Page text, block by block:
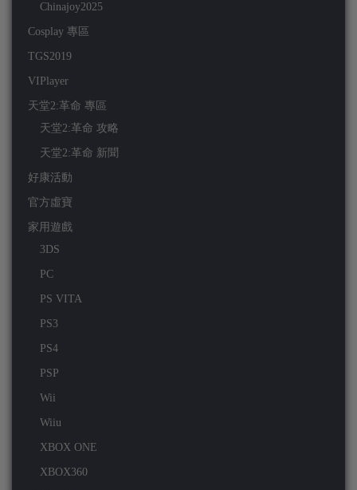
Chinajoy2025
Cosplay 專區
TGS2019
VIPlayer
天堂2:革命 專區
天堂2:革命 攻略
天堂2:革命 新聞
好康活動
官方虛寶
家用遊戲
3DS
PC
PS VITA
PS3
PS4
PSP
Wii
Wiiu
XBOX ONE
XBOX360